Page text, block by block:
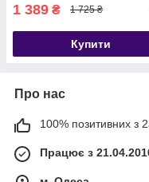
1 389 ₴ 1 725 ₴
Купити
Про нас
100% позитивних з
Працює з